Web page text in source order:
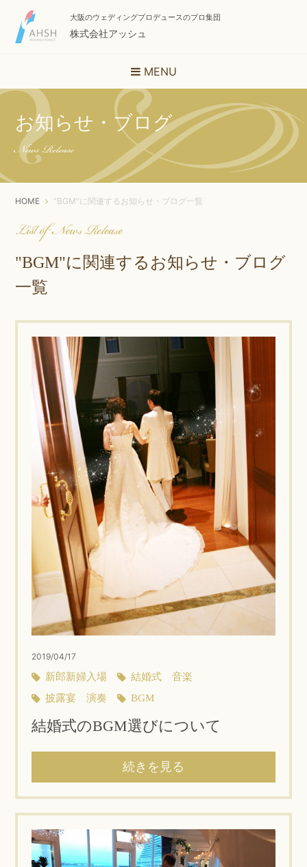
大阪のウェディングプロデュースのプロ集団
株式会社アッシュ
MENU
お知らせ・ブログ
News Release
HOME "BGM"に関連するお知らせ・ブログ一覧
List of News Release
"BGM"に関連するお知らせ・ブログ
一覧
2019/04/17
新郎新婦入場
結婚式 音楽
披露宴 演奏
BGM
結婚式のBGM選びについて
続きを見る